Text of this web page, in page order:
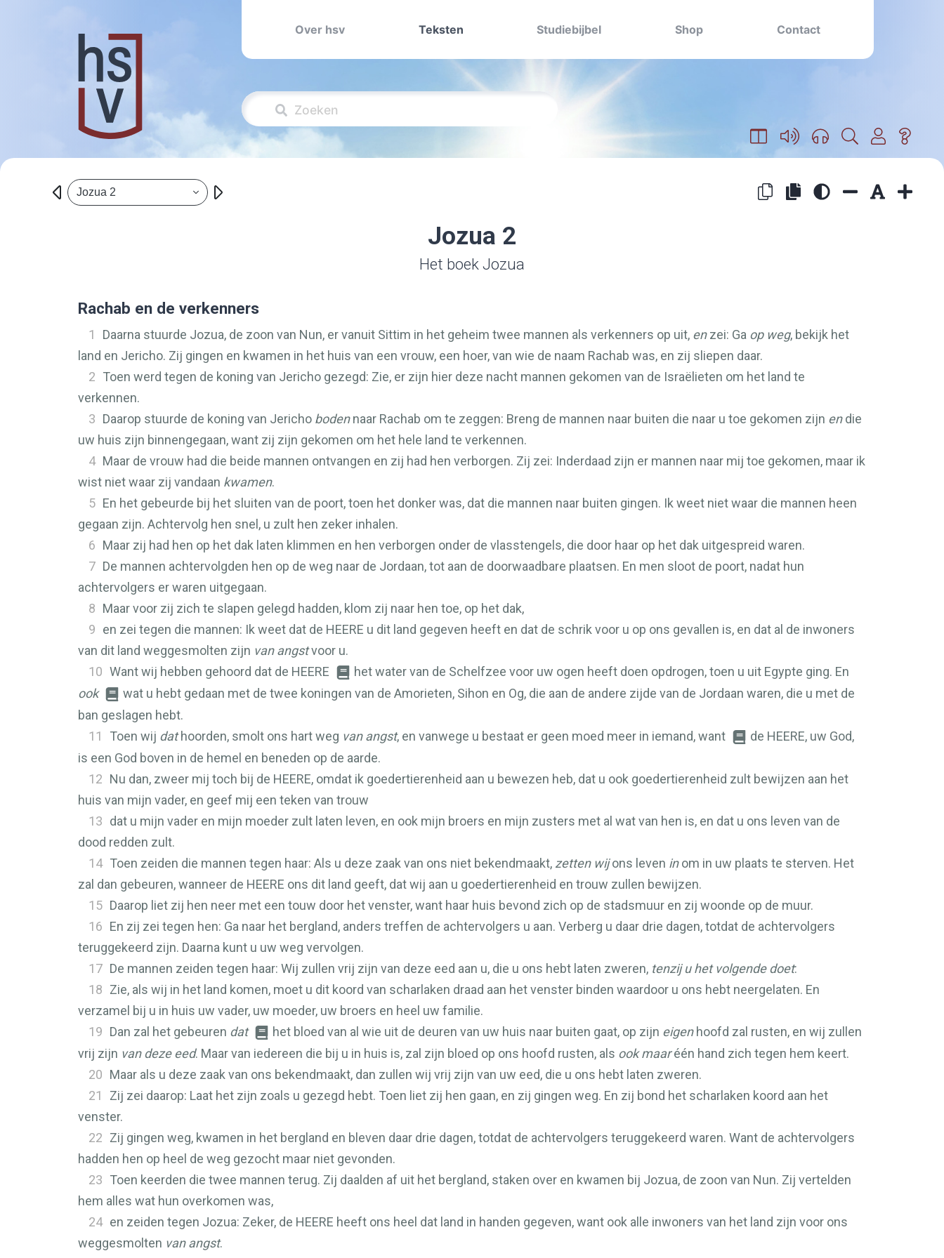
Over hsv Teksten Studiebijbel Shop Contact
Jozua 2
Jozua 2
Het boek Jozua
Rachab en de verkenners
1 Daarna stuurde Jozua, de zoon van Nun, er vanuit Sittim in het geheim twee mannen als verkenners op uit, enzei: Ga op weg, bekijk het
land en Jericho. Zij gingen en kwamen in het huis van een vrouw, een hoer, van wie de naam Rachab was, en zij sliepen daar.
2 Toen werd tegen de koning van Jericho gezegd: Zie, er zijn hier deze nacht mannen gekomen van de Israëlieten om het land te
verkennen.
3 Daarop stuurde de koning van Jericho bodennaar Rachab om te zeggen: Breng de mannen naar buiten die naar u toe gekomen zijn endie
uw huis zijn binnengegaan, want zij zijn gekomen om het hele land te verkennen.
4 Maar de vrouw had die beide mannen ontvangen en zij had hen verborgen. Zij zei: Inderdaad zijn er mannen naar mij toe gekomen, maar ik
wist niet waar zij vandaan kwamen.
5 En het gebeurde bij het sluiten van de poort, toen het donker was, dat die mannen naar buiten gingen. Ik weet niet waar die mannen heen
gegaan zijn. Achtervolg hen snel, u zult hen zeker inhalen.
6 Maar zij had hen op het dak laten klimmen en hen verborgen onder de vlasstengels, die door haar op het dak uitgespreid waren.
7 De mannen achtervolgden hen op de weg naar de Jordaan, tot aan de doorwaadbare plaatsen. En men sloot de poort, nadat hun
achtervolgers er waren uitgegaan.
8 Maar voor zij zich te slapen gelegd hadden, klom zij naar hen toe, op het dak,
9 en zei tegen die mannen: Ik weet dat de HEERE u dit land gegeven heeft en dat de schrik voor u op ons gevallen is, en dat al de inwoners
van dit land weggesmolten zijn van angstvoor u.
10 Want wij hebben gehoord dat de HEERE
het water van de Schelfzee voor uw ogen heeft doen opdrogen, toen u uit Egypte ging. En
ook
wat u hebt gedaan met de twee koningen van de Amorieten, Sihon en Og, die aan de andere zijde van de Jordaan waren, die u met de
ban geslagen hebt.
11
Toen wij dathoorden, smolt ons hart weg van angst, en vanwege u bestaat er geen moed meer in iemand, want de HEERE, uw God,
is een God boven in de hemel en beneden op de aarde.
12 Nu dan, zweer mij toch bij de HEERE, omdat ik goedertierenheid aan u bewezen heb, dat u ook goedertierenheid zult bewijzen aan het
huis van mijn vader, en geef mij een teken van trouw
13 dat u mijn vader en mijn moeder zult laten leven, en ook mijn broers en mijn zusters met al wat van hen is, en dat u ons leven van de
dood redden zult.
14 Toen zeiden die mannen tegen haar: Als u deze zaak van ons niet bekendmaakt, zetten wijons leven inom in uw plaats te sterven. Het
zal dan gebeuren, wanneer de HEERE ons dit land geeft, dat wij aan u goedertierenheid en trouw zullen bewijzen.
15 Daarop liet zij hen neer met een touw door het venster, want haar huis bevond zich op de stadsmuur en zij woonde op de muur.
16 En zij zei tegen hen: Ga naar het bergland, anders treffen de achtervolgers u aan. Verberg u daar drie dagen, totdat de achtervolgers
teruggekeerd zijn. Daarna kunt u uw weg vervolgen.
17 De mannen zeiden tegen haar: Wij zullen vrij zijn van deze eed aan u, die u ons hebt laten zweren, tenzij u het volgende doet:
18 Zie, als wij in het land komen, moet u dit koord van scharlaken draad aan het venster binden waardoor u ons hebt neergelaten. En
verzamel bij u in huis uw vader, uw moeder, uw broers en heel uw familie.
19 Dan zal het gebeuren dat het bloed van al wie uit de deuren van uw huis naar buiten gaat, op zijn eigenhoofd zal rusten, en wij zullen
vrij zijn van deze eed. Maar van iedereen die bij u in huis is, zal zijn bloed op ons hoofd rusten, als ook maaréén hand zich tegen hem keert.
20 Maar als u deze zaak van ons bekendmaakt, dan zullen wij vrij zijn van uw eed, die u ons hebt laten zweren.
21
Zij zei daarop: Laat het zijn zoals u gezegd hebt. Toen liet zij hen gaan, en zij gingen weg. En zij bond het scharlaken koord aan het
venster.
22 Zij gingen weg, kwamen in het bergland en bleven daar drie dagen, totdat de achtervolgers teruggekeerd waren. Want de achtervolgers
hadden hen op heel de weg gezocht maar niet gevonden.
23 Toen keerden die twee mannen terug. Zij daalden af uit het bergland, staken over en kwamen bij Jozua, de zoon van Nun. Zij vertelden
hem alles wat hun overkomen was,
24 en zeiden tegen Jozua: Zeker, de HEERE heeft ons heel dat land in handen gegeven, want ook alle inwoners van het land zijn voor ons
weggesmolten van angst.